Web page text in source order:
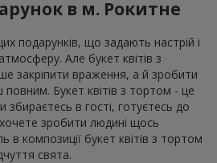
в м. Рокитне
подарунків, що задають настрій і
Але букет квітів з
закріпити враження, а й зробити
Букет квітів з тортом - це
в гості, готуєтесь до
зробити людині щось
в композиції букет квітів з тортом
свята.